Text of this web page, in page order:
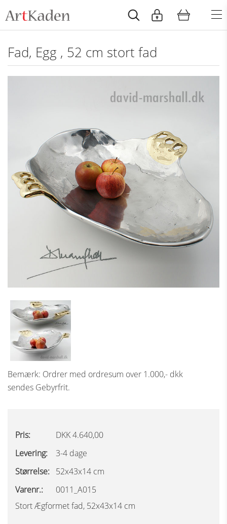
Fad, Egg , 52 cm stort fad
Bemærk: Ordrer med ordresum over 1.000,- dkk
sendes Gebyrfrit.
Pris:
DKK 4.640,00
Levering:
3-4 dage
Størrelse: 52x43x14 cm
Varenr.:
0011_A015
Stort Ægformet fad, 52x43x14 cm